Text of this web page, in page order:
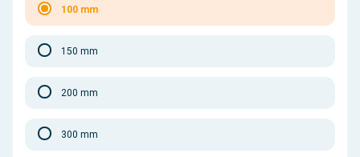
100 mm
150 mm
200 mm
300 mm